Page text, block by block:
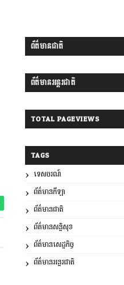
ព័ត៌មានជាតិ
ព័ត៌មានអន្តរជាតិ
TOTAL PAGEVIEWS
TAGS
ទេសចរណ៍
ព័ត៌មានកីឡា
ព័ត៌មានជាតិ
ព័ត៌មានសន្តិសុខ
ព័ត៌មានសេដ្ឋកិច្ច
ព័ត៌មានអន្តរជាតិ